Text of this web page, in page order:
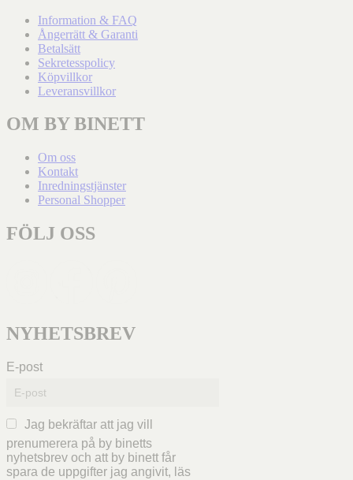
Information & FAQ
Ångerrätt & Garanti
Betalsätt
Sekretesspolicy
Köpvillkor
Leveransvillkor
OM BY BINETT
Om oss
Kontakt
Inredningstjänster
Personal Shopper
FÖLJ OSS
NYHETSBREV
E-post
Jag bekräftar att jag vill
prenumerera på by binetts
nyhetsbrev och att by binett får
spara de uppgifter jag angivit, läs